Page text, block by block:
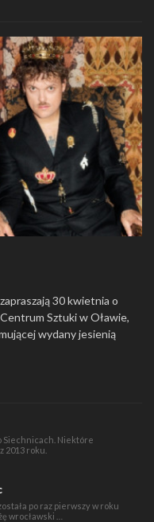
30 kwietnia o
Sztuki w Oławie,
wydany jesienią
Siechnicach. Niektóre
2013 roku.
po raz pierwszy w roku
wrocławski …